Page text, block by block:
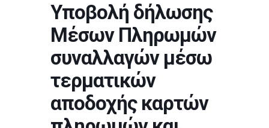
Υποβολή δήλωσης
Μέσων Πληρωμών
συναλλαγών μέσω
τερματικών
αποδοχής καρτών